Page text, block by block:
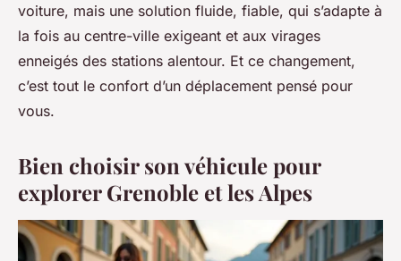
voiture, mais une solution fluide, fiable, qui s’adapte à
la fois au centre-ville exigeant et aux virages
enneigés des stations alentour. Et ce changement,
c’est tout le confort d’un déplacement pensé pour
vous.
Bien choisir son véhicule pour
explorer Grenoble et les Alpes